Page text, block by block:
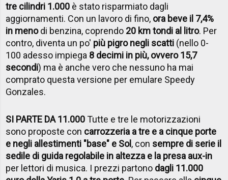
tre cilindri 1.000 è stato risparmiato dagli
aggiornamenti. Con un lavoro di fino, ora beve il 7,4%
in menodi benzina, coprendo 20 km tondi al litro. Per
contro, diventa un po' più pigro negli scatti (nello 0-
100 adesso impiega 8 decimi in più, ovvero 15,7
secondi) ma è anche vero che nessuno ha mai
comprato questa versione per emulare Speedy
Gonzales.
SI PARTE DA 11.000Tutte e tre le motorizzazioni
sono proposte con carrozzeria a tre e a cinque porte
e negli allestimenti "base" e Sol, con sempre di serie il
sedile di guida regolabile in altezza e la presa aux-in
per lettori di musica. I prezzi partono dagli 11.000